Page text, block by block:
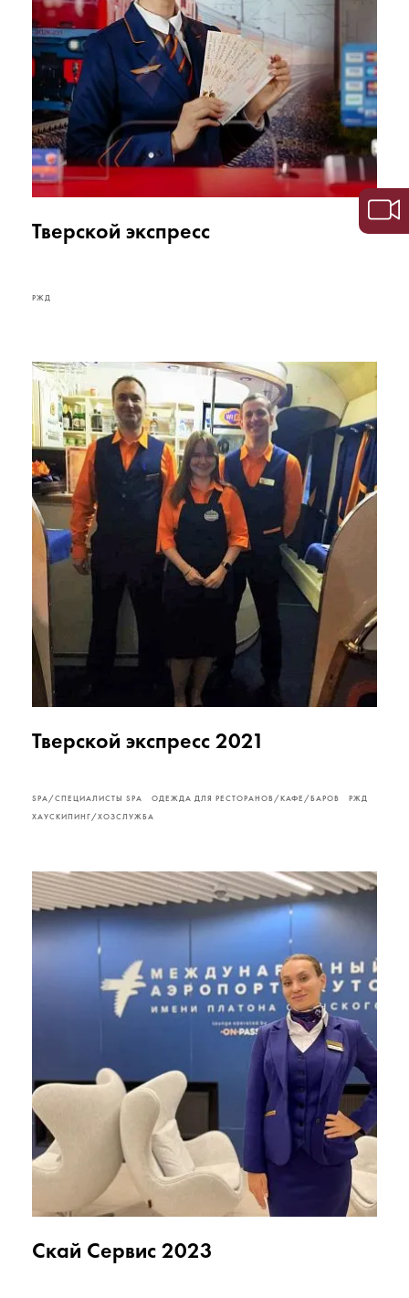
Тверской экспресс
РЖД
Тверской экспресс 2021
SPA/СПЕЦИАЛИСТЫ SPA ОДЕЖДА ДЛЯ РЕСТОРАНОВ/КАФЕ/БАРОВ
РЖД
ХАУСКИПИНГ/ХОЗСЛУЖБА
Скай Сервис 2023